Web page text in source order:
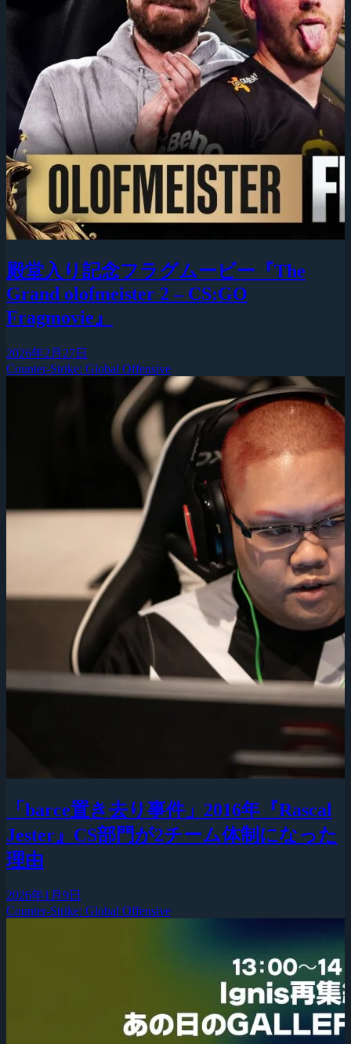
殿堂入り記念フラグムービー『The
Grand olofmeister 2 – CS:GO
Fragmovie』
2026年2月27日
Counter-Strike: Global Offensive
「barce置き去り事件」2016年『Rascal
Jester』CS部門が2チーム体制になった
理由
2026年1月9日
Counter-Strike: Global Offensive